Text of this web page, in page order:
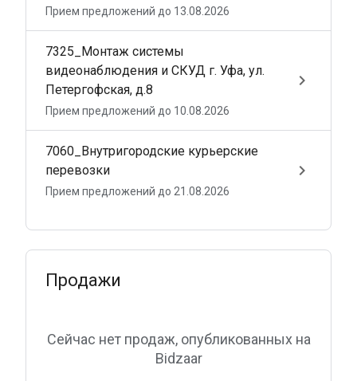
Прием предложений до 13.08.2026
7325_Монтаж системы
видеонаблюдения и СКУД г. Уфа, ул.
Петергофская, д.8
Прием предложений до 10.08.2026
keyboard_arrow_right
7060_Внутригородские курьерские
перевозки
Прием предложений до 21.08.2026
keyboard_arrow_right
Продажи
Сейчас нет продаж, опубликованных на
Bidzaar